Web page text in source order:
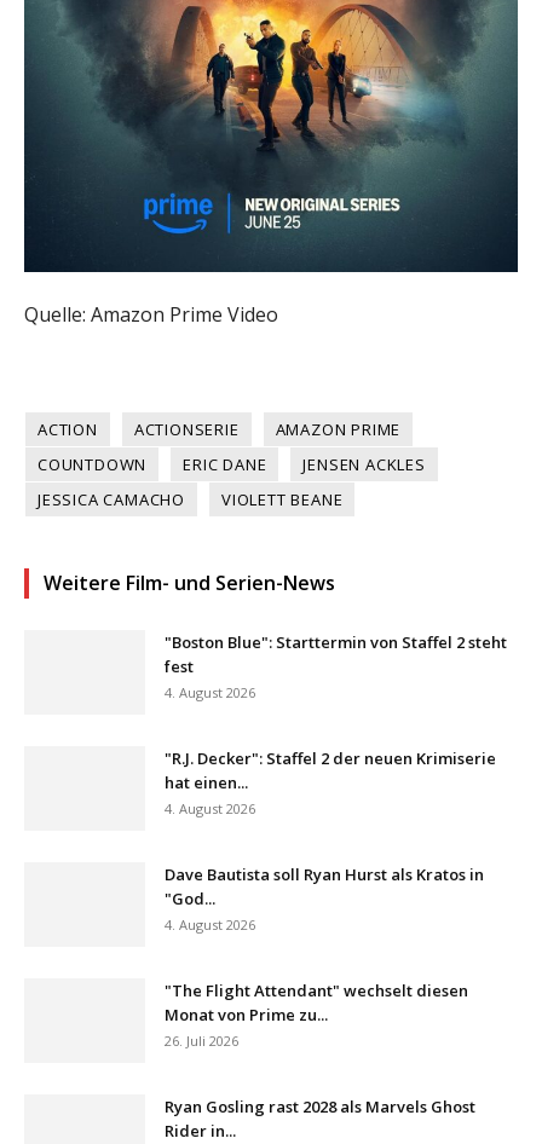
Quelle: Amazon Prime Video
ACTION ACTIONSERIE
AMAZON PRIME
COUNTDOWN
ERIC DANE
JENSEN ACKLES
JESSICA CAMACHO
VIOLETT BEANE
Weitere Film- und Serien-News
"Boston Blue": Starttermin von Staffel 2 steht
fest
4. August 2026
"R.J. Decker": Staffel 2 der neuen Krimiserie
hat einen...
4. August 2026
Dave Bautista soll Ryan Hurst als Kratos in
"God...
4. August 2026
"The Flight Attendant" wechselt diesen
Monat von Prime zu...
26. Juli 2026
Ryan Gosling rast 2028 als Marvels Ghost
Rider in...